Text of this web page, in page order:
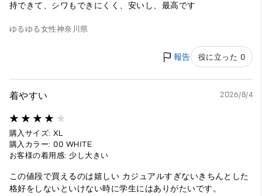
持できて、シワもできにくく、安いし、最高です
ゆるゆる女性神奈川県
報告 役に立った 0
着やすい 2026/8/4
購入サイズ: XL
購入カラー: 00 WHITE
お客様の着用感: 少し大きい
この値段で買えるのは嬉しい カジュアルすぎないきちんとした
格好をしないといけない時に学生にはありがたいです。